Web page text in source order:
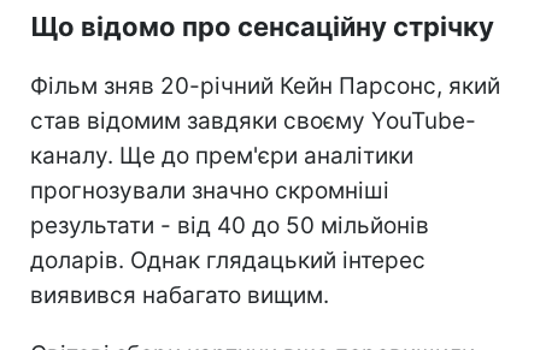
Що відомо про сенсаційну стрічку
Фільм зняв 20-річний Кейн Парсонс, який
став відомим завдяки своєму YouTube-
каналу. Ще до прем'єри аналітики
прогнозували значно скромніші
результати - від 40 до 50 мільйонів
доларів. Однак глядацький інтерес
виявився набагато вищим.